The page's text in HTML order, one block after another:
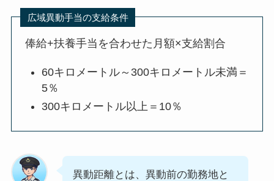
広域異動手当の支給条件
俸給+扶養手当を合わせた月額×支給割合
60キロメートル～300キロメートル未満＝
5％
300キロメートル以上＝10％
異動距離とは、異動前の勤務地と